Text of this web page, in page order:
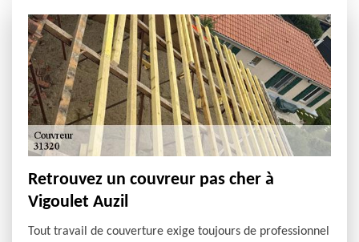
Retrouvez un couvreur pas cher à
Vigoulet Auzil
Tout travail de couverture exige toujours de professionnel